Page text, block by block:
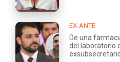
EX-ANTE
De una
del laboratorio